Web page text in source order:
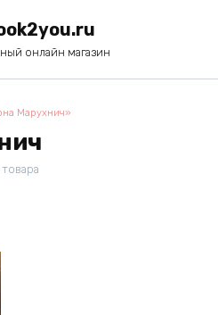
онлайн магазин
Марухнич»